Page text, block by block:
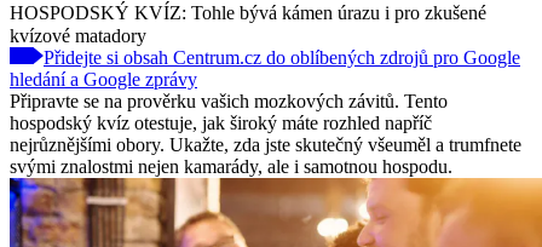
HOSPODSKÝ KVÍZ: Tohle bývá kámen úrazu i pro zkušené
kvízové matadory
Přidejte si obsah Centrum.cz do oblíbených zdrojů pro Google
hledání a Google zprávy
Připravte se na prověrku vašich mozkových závitů. Tento
hospodský kvíz otestuje, jak široký máte rozhled napříč
nejrůznějšími obory. Ukažte, zda jste skutečný všeuměl a trumfnete
svými znalostmi nejen kamarády, ale i samotnou hospodu.